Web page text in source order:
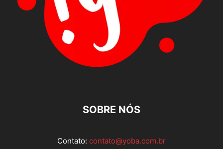
SOBRE NÓS
Contato: contato@yoba.com.br